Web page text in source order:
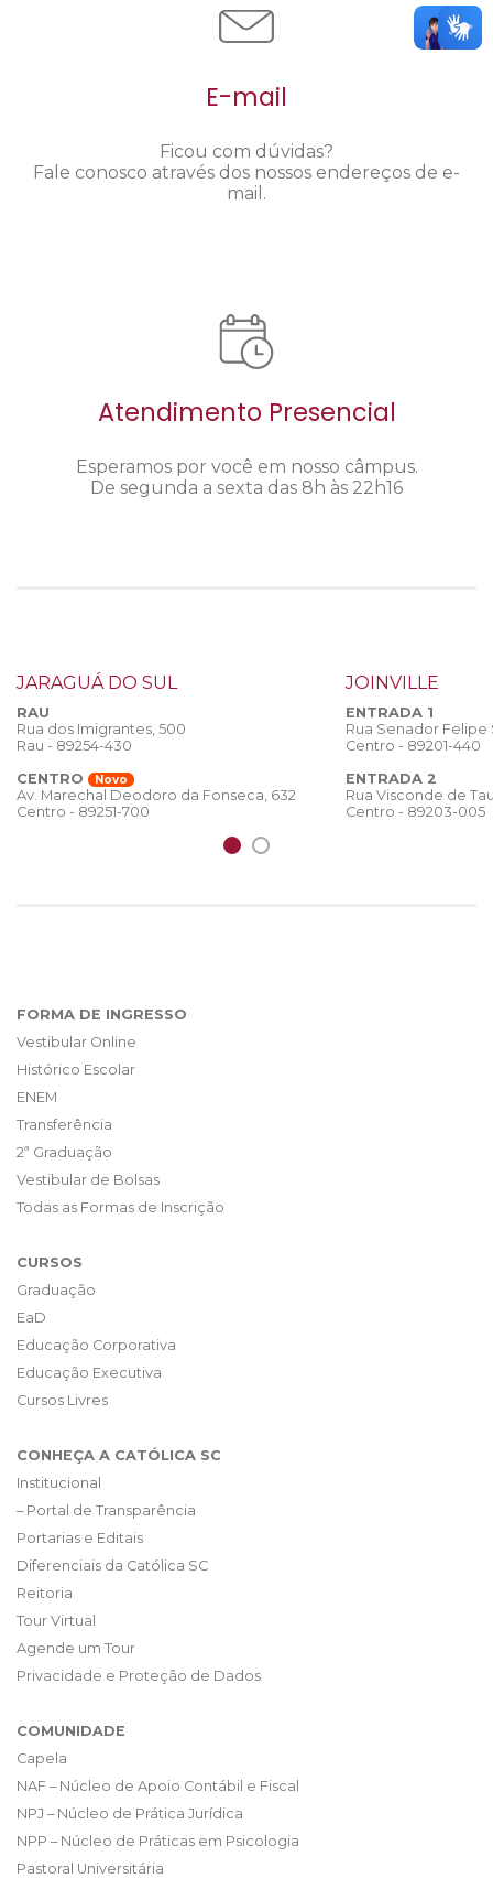
E-mail
Ficou com dúvidas?
Fale conosco através dos nossos endereços de e-
mail.
Atendimento Presencial
Esperamos por você em nosso câmpus.
De segunda a sexta das 8h às 22h16
JARAGUÁ DO SUL
RAU
Rua dos Imigrantes, 500
Rau - 89254-430
CENTRO
Novo
Av. Marechal Deodoro da Fonseca, 632
Centro - 89251-700
JOINVILLE
ENTRADA 1
Rua Senador
Centro - 89201-440
ENTRADA 2
Rua Visconde de
Centro - 89203-005
FORMA DE INGRESSO
Vestibular Online
Histórico Escolar
ENEM
Transferência
2ª Graduação
Vestibular de Bolsas
Todas as Formas de Inscrição
CURSOS
Graduação
EaD
Educação Corporativa
Educação Executiva
Cursos Livres
CONHEÇA A CATÓLICA SC
Institucional
– Portal de Transparência
Portarias e Editais
Diferenciais da Católica SC
Reitoria
Tour Virtual
Agende um Tour
Privacidade e Proteção de Dados
COMUNIDADE
Capela
NAF – Núcleo de Apoio Contábil e Fiscal
NPJ – Núcleo de Prática Jurídica
NPP – Núcleo de Práticas em Psicologia
Pastoral Universitária